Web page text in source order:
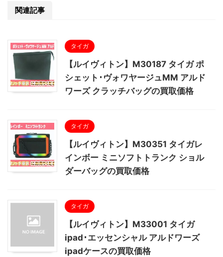
関連記事
タイガ
【ルイヴィトン】M30187 タイガ ポ
シェット･ヴォワヤージュMM アルド
ワーズ クラッチバッグの買取価格
タイガ
【ルイヴィトン】M30351 タイガレ
インボー ミニソフトトランク ショル
ダーバッグの買取価格
タイガ
【ルイヴィトン】M33001 タイガ
ipad･エッセンシャル アルドワーズ
ipadケースの買取価格